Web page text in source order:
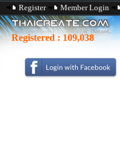
Register Member Login
Registered : 109,038